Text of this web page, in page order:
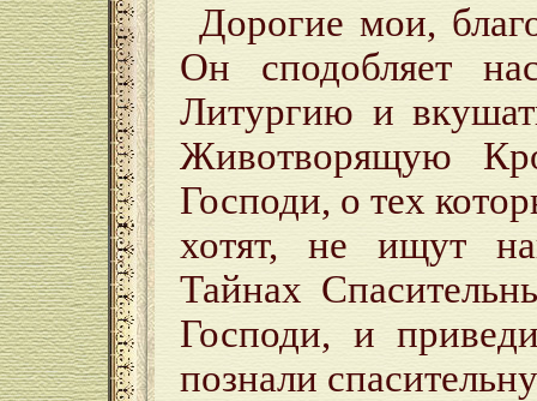
Дорогие мои,
Он сподобляет
Литургию и
Животворящую
Господи, о тех
хотят, не ищут
Тайнах
Господи, и
познали